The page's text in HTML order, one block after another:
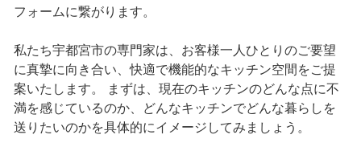
フォームに繋がります。
私たち宇都宮市の専門家は、お客様一人ひとりのご要望
に真摯に向き合い、快適で機能的なキッチン空間をご提
案いたします。 まずは、現在のキッチンのどんな点に不
満を感じているのか、どんなキッチンでどんな暮らしを
送りたいのかを具体的にイメージしてみましょう。